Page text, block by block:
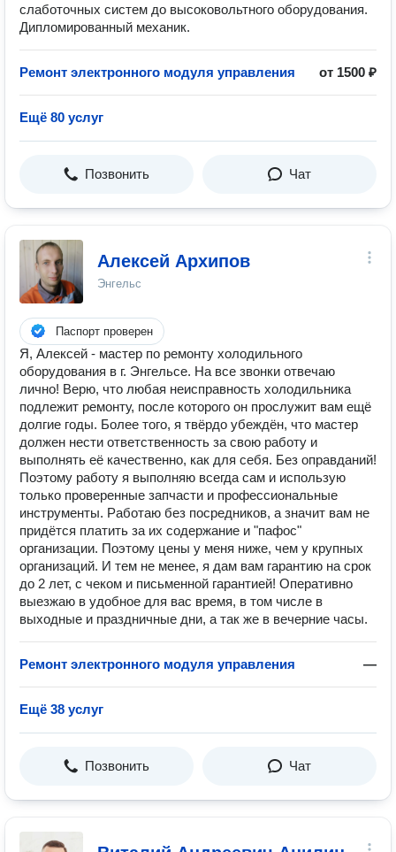
слаботочных систем до высоковольтного оборудования.
Дипломированный механик.
Ремонт электронного модуля управления от 1500 ₽
Ещё 80 услуг
Позвонить Чат
Алексей Архипов
Энгельс
Паспорт проверен
Я, Алексей - мастер по ремонту холодильного
оборудования в г. Энгельсе. На все звонки отвечаю
лично! Верю, что любая неисправность холодильника
подлежит ремонту, после которого он прослужит вам ещё
долгие годы. Более того, я твёрдо убеждён, что мастер
должен нести ответственность за свою работу и
выполнять её качественно, как для себя. Без оправданий!
Поэтому работу я выполняю всегда сам и использую
только проверенные запчасти и профессиональные
инструменты. Работаю без посредников, а значит вам не
придётся платить за их содержание и "пафос"
организации. Поэтому цены у меня ниже, чем у крупных
организаций. И тем не менее, я дам вам гарантию на срок
до 2 лет, с чеком и письменной гарантией! Оперативно
выезжаю в удобное для вас время, в том числе в
выходные и праздничные дни, а так же в вечерние часы.
Ремонт электронного модуля управления —
Ещё 38 услуг
Позвонить Чат